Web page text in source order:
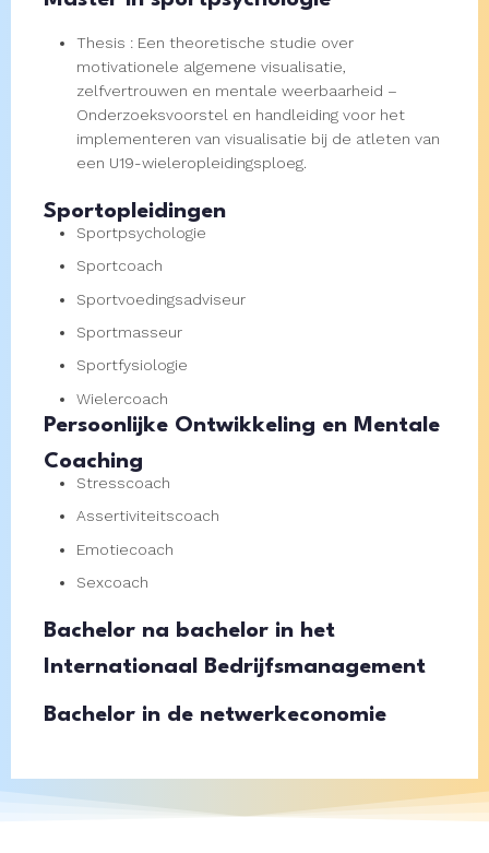
Thesis : Een theoretische studie over
motivationele algemene visualisatie,
zelfvertrouwen en mentale weerbaarheid –
Onderzoeksvoorstel en handleiding voor het
implementeren van visualisatie bij de atleten van
een U19-wieleropleidingsploeg.
Sportopleidingen
Sportpsychologie
Sportcoach
Sportvoedingsadviseur
Sportmasseur
Sportfysiologie
Wielercoach
Persoonlijke Ontwikkeling en Mentale
Coaching
Stresscoach
Assertiviteitscoach
Emotiecoach
Sexcoach
Bachelor na bachelor in het
Internationaal Bedrijfsmanagement
Bachelor in de netwerkeconomie